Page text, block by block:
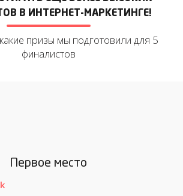
В ИНТЕРНЕТ-МАРКЕТИНГЕ!
призы мы подготовили для 5
финалистов
Первое место